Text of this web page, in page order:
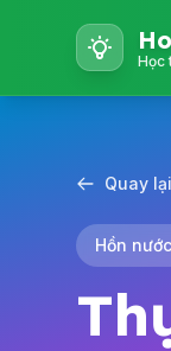
Học
Quay
Hồn